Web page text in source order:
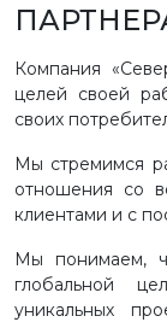
Компания
целей своей
своих
Мы стремимся
отношения со
клиентами и с
Мы понимаем,
глобальной
уникальных